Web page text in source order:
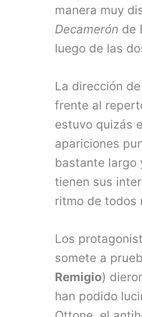
manera muy
Decamerón de
luego de las
La dirección de
frente al
estuvo quizás
apariciones
bastante largo
tienen sus
ritmo de todos
Los
somete a
Remigio)
han podido